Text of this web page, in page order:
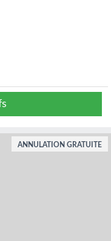
ANNULATION GRATUITE